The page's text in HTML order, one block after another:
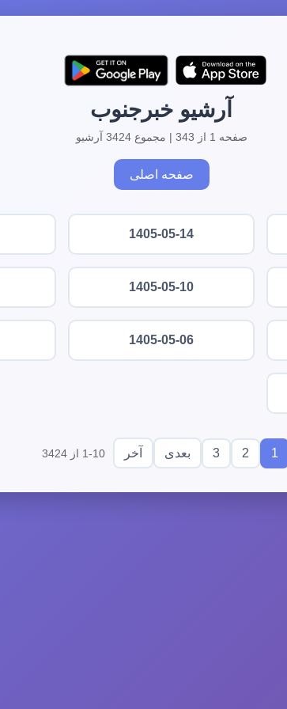
آرشیو خبرجنوب
صفحه 1 از 343 | مجموع 3424 آرشیو
صفحه اصلی
1405-05-14
1405-05-10
1405-05-06
1
2
3 بعدی آخر 1-10 از 3424